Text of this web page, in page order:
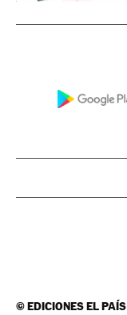
©EDICIONES EL PAÍS